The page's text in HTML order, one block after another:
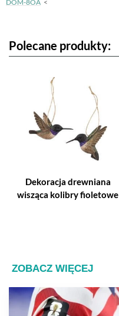
DOM-8OA
Polecane produkty:
Dekoracja drewniana
wisząca kolibry fioletowe